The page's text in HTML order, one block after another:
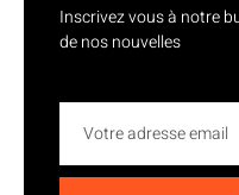
Inscrivez vous à notre
de nos nouvelles